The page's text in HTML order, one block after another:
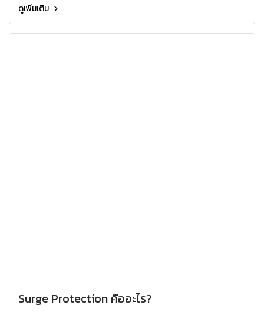
ดูเพิ่มเติม
Surge Protection คืออะไร?